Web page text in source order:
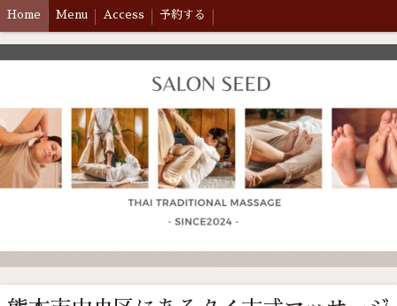
Home Menu Access 予約する